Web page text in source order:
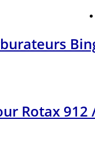
Rotax 912